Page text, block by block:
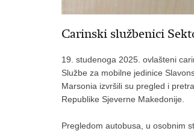
Carinski službenici
19. studenoga 2025. ovlašteni
Službe za mobilne jedinice
Marsonia izvršili su pregled i
Republike Sjeverne Makedonije.
Pregledom autobusa, u osobnim